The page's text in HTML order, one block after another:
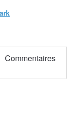
Commentaires